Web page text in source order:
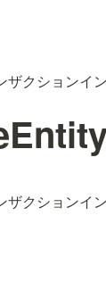
ザクションイ
ザクションイ